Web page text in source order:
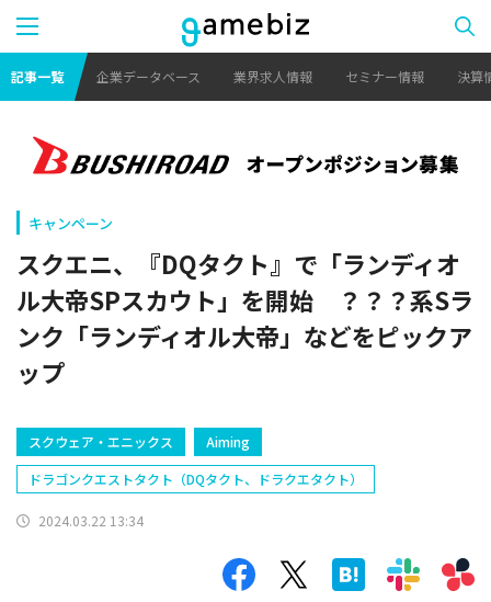
記事一覧 企業データベース 業界求人情報 セミナー情報 決算
キャンペーン
スクエニ、『DQタクト』で「ランディオ
ル大帝SPスカウト」を開始 ？？？系Sラ
ンク「ランディオル大帝」などをピックア
ップ
スクウェア・エニックス
Aiming
ドラゴンクエストタクト（DQタクト、ドラクエタクト）
2024.03.22 13:34